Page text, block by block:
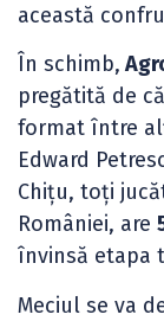
această
În schimb,
pregătită de
format între
Edward
Chițu, toți
României, are
învinsă etapa
Meciul se va